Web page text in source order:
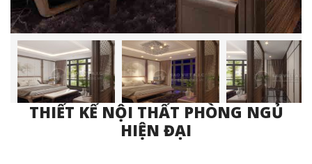
THIẾT KẾ NỘI THẤT PHÒNG NGỦ
HIỆN ĐẠI